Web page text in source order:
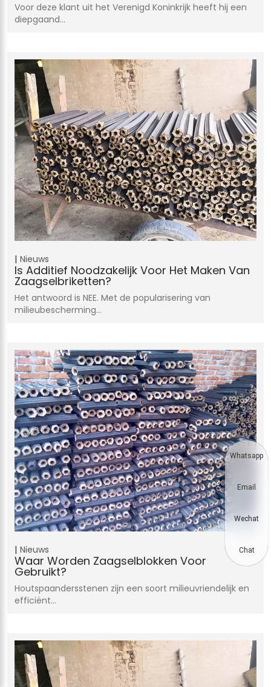
Voor deze klant uit het Verenigd Koninkrijk heeft hij een
diepgaand…
Nieuws
Is Additief Noodzakelijk Voor Het Maken Van
Zaagselbriketten?
Het antwoord is NEE. Met de popularisering van
milieubescherming…
Nieuws
Waar Worden Zaagselblokken Voor
Gebruikt?
Houtspaandersstenen zijn een soort milieuvriendelijk en
efficiënt…
Whatsapp
Email
Wechat
Chat